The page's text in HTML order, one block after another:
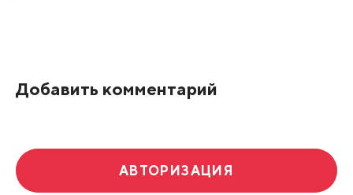
Добавить комментарий
АВТОРИЗАЦИЯ